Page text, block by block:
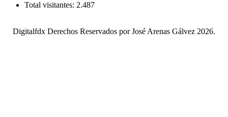
Total visitantes: 2.487
Digitalfdx Derechos Reservados por José Arenas Gálvez 2026.